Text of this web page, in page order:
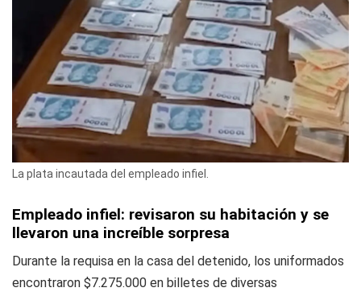
La plata incautada del empleado infiel.
Empleado infiel: revisaron su habitación y se
llevaron una increíble sorpresa
Durante la requisa en la casa del detenido, los uniformados
encontraron $7.275.000 en billetes de diversas